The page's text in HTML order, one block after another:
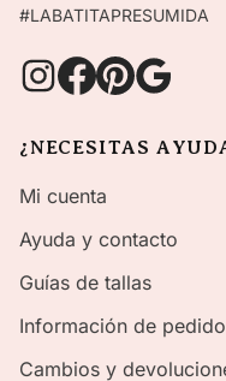
#LABATITAPRESUMIDA
¿NECESITAS
Mi cuenta
Ayuda y contacto
Guías de tallas
Información de
Cambios y